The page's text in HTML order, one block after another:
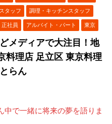
タッフ 調理・キッチンスタッフ
正社員 アルバイト・パート 東京
メディアで大注目！地
料理店 足立区 東京料理
らん
中で一緒に将来の夢を語りま